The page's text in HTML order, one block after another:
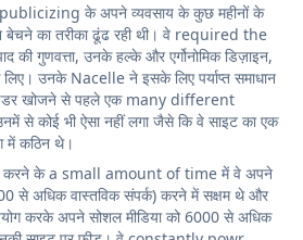
publicizing के अपने व्यवसाय के कुछ महीनों के
का तरीका ढूंढ रही थी। वे required the
गुणवत्ता, उनके हल्के और एर्गोनोमिक डिज़ाइन,
उनके Nacelle ने इसके लिए पर्याप्त समाधान
खोजने से पहले एक many different
से कोई भी ऐसा नहीं लगा जैसे कि वे साइट का एक
में कठिन थे।
करने के a small amount of time में वे अपने
से अधिक वास्तविक संपर्क) करने में सक्षम थे और
करके अपने सोशल मीडिया को 6000 से अधिक